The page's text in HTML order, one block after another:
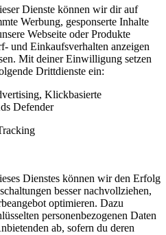
Dienste können wir dir auf
Werbung, gesponserte Inhalte
Webseite oder Produkte
und Einkaufsverhalten anzeigen
Mit deiner Einwilligung setzen
Drittdienste ein:
Klickbasierte
Defender
Dienstes können wir den Erfolg
besser nachvollziehen,
optimieren. Dazu
personenbezogenen Daten
ab, sofern du deren